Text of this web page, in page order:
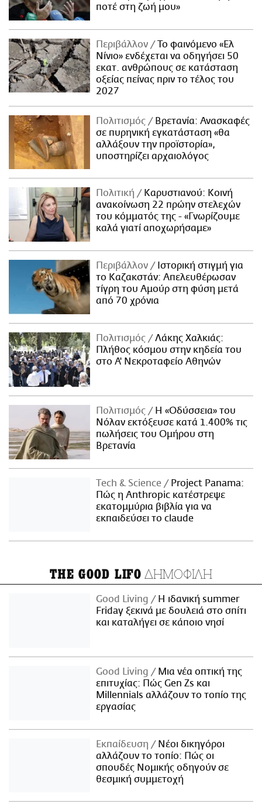
ποτέ στη ζωή μου»
Περιβάλλον
Το φαινόμενο «Ελ
Νίνιο» ενδέχεται να οδηγήσει 50
εκατ. ανθρώπους σε κατάσταση
οξείας πείνας πριν το τέλος του
2027
Πολιτισμός
Βρετανία: Ανασκαφές
σε πυρηνική εγκατάσταση «θα
αλλάξουν την προϊστορία»,
υποστηρίζει αρχαιολόγος
Πολιτική
Καρυστιανού: Κοινή
ανακοίνωση 22 πρώην στελεχών
του κόμματός της - «Γνωρίζουμε
καλά γιατί αποχωρήσαμε»
Περιβάλλον
Ιστορική στιγμή για
το Καζακστάν: Απελευθέρωσαν
τίγρη του Αμούρ στη φύση μετά
από 70 χρόνια
Πολιτισμός
Λάκης Χαλκιάς:
Πλήθος κόσμου στην κηδεία του
στο Α' Νεκροταφείο Αθηνών
Πολιτισμός
Η «Οδύσσεια» του
Νόλαν εκτόξευσε κατά 1.400% τις
πωλήσεις του Ομήρου στη
Βρετανία
Τech & Science
Project Panama:
Πώς η Anthropic κατέστρεψε
εκατομμύρια βιβλία για να
εκπαιδεύσει το claude
THE GOOD LIFO ΔΗΜΟΦΙΛΗ
Good Living
Η ιδανική summer
Friday ξεκινά με δουλειά στο σπίτι
και καταλήγει σε κάποιο νησί
Good Living
Μια νέα οπτική της
επιτυχίας: Πώς Gen Zs και
Millennials αλλάζουν το τοπίο της
εργασίας
Εκπαίδευση
Νέοι δικηγόροι
αλλάζουν το τοπίο: Πώς οι
σπουδές Νομικής οδηγούν σε
θεσμική συμμετοχή